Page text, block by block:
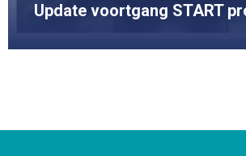
Update voortgang START